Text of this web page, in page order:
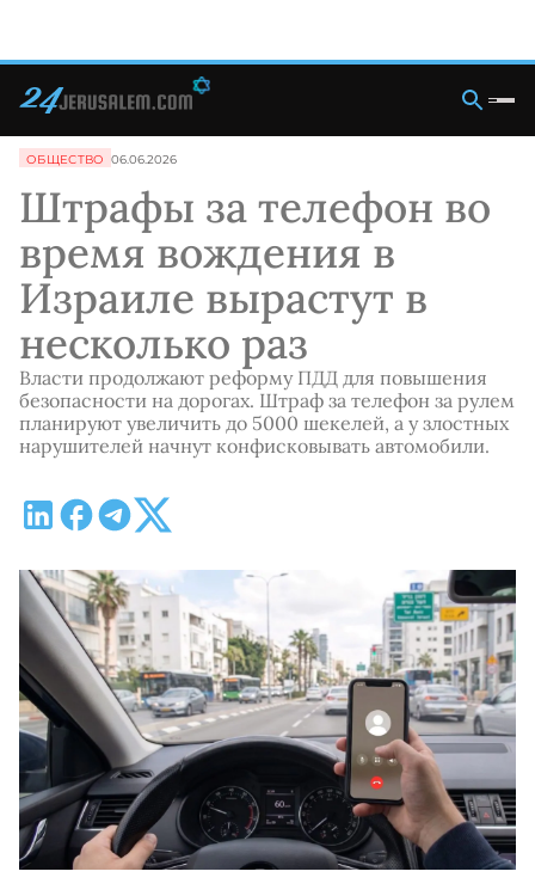
ОБЩЕСТВО 06.06.2026
Штрафы за телефон во
время вождения в
Израиле вырастут в
несколько раз
Власти продолжают реформу ПДД для повышения
безопасности на дорогах. Штраф за телефон за рулем
планируют увеличить до 5000 шекелей, а у злостных
нарушителей начнут конфисковывать автомобили.